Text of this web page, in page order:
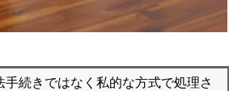
手続きではなく私的な方式で処理さ